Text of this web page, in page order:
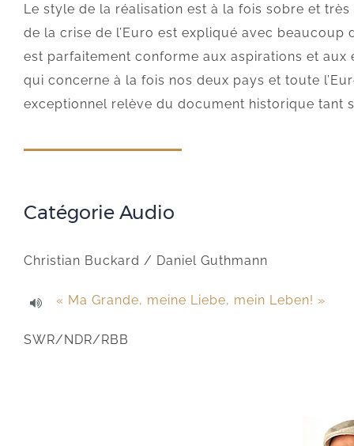
Le style de la réalisation est à la fois sobre et
de la crise de l’Euro est expliqué avec
est parfaitement conforme aux aspirations et aux
qui concerne à la fois nos deux pays et toute
exceptionnel relève du document historique tant
Catégorie Audio
Christian Buckard / Daniel Guthmann
« Ma Grande, meine Liebe, mein Leben! »
SWR/NDR/RBB